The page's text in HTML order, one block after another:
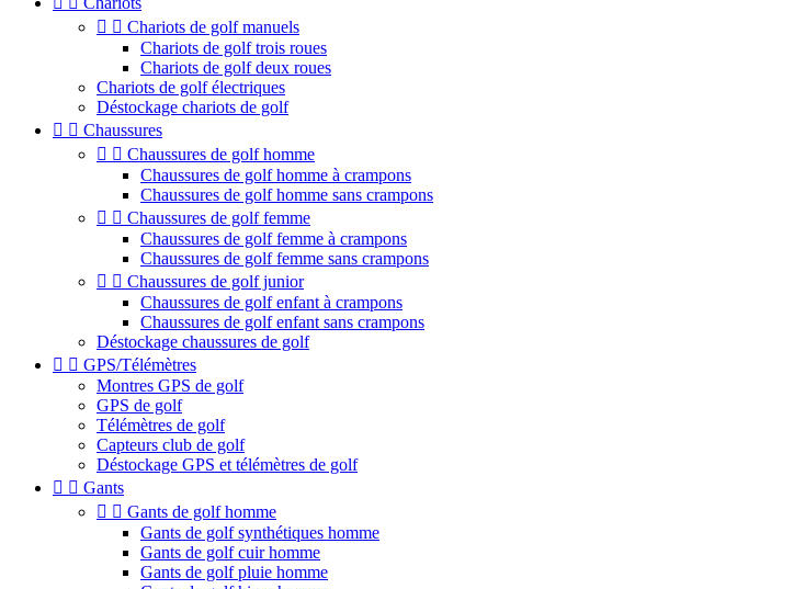
  Chariots de golf manuels
Chariots de golf trois roues
Chariots de golf deux roues
Chariots de golf électriques
Déstockage chariots de golf
  Chaussures
  Chaussures de golf homme
Chaussures de golf homme à crampons
Chaussures de golf homme sans crampons
  Chaussures de golf femme
Chaussures de golf femme à crampons
Chaussures de golf femme sans crampons
  Chaussures de golf junior
Chaussures de golf enfant à crampons
Chaussures de golf enfant sans crampons
Déstockage chaussures de golf
  GPS/Télémètres
Montres GPS de golf
GPS de golf
Télémètres de golf
Capteurs club de golf
Déstockage GPS et télémètres de golf
  Gants
  Gants de golf homme
Gants de golf synthétiques homme
Gants de golf cuir homme
Gants de golf pluie homme